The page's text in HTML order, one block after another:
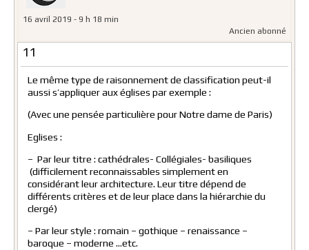
16 avril 2019 - 9 h 18 min
Ancien abonné
11
Le même type de raisonnement de classification peut-il
aussi s’appliquer aux églises par exemple :
(Avec une pensée particulière pour Notre dame de Paris)
Eglises :
– Par leur titre : cathédrales- Collégiales- basiliques
(difficilement reconnaissables simplement en
considérant leur architecture. Leur titre dépend de
différents critères et de leur place dans la hiérarchie du
clergé)
– Par leur style : romain – gothique – renaissance –
baroque – moderne …etc.